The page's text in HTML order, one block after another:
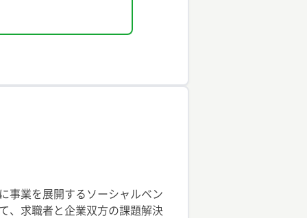
事業を展開するソーシャルベン
、求職者と企業双方の課題解決